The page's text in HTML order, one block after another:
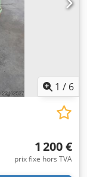
1 / 6
1 200 €
prix fixe hors TVA